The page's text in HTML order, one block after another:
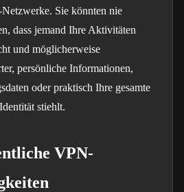
Sie könnten nie
dass jemand Ihre Aktivitäten
und möglicherweise
persönliche Informationen,
oder praktisch Ihre gesamte
stiehlt.
VPN-